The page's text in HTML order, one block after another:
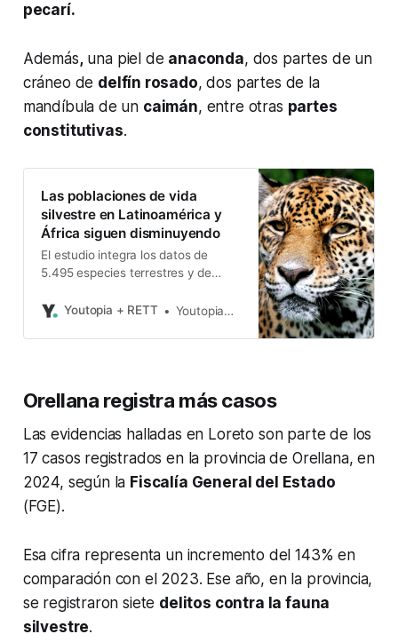
pecarí.
Además,una piel de anaconda, dos partes de un
cráneo de delfín rosado, dos partes de la
mandíbula de un caimán, entre otras partes
constitutivas.
Las poblaciones de vida
silvestre en Latinoamérica y
África siguen disminuyendo
El estudio integra los datos de
5.495 especies terrestres y de
añosYoutopia + RETT Youtopia+Rett
Orellana registra más casos
Las evidencias halladas en Loreto son parte de los
17 casos registrados en la provincia de Orellana, en
2024, según la Fiscalía General del Estado
(FGE).
Esa cifra representa un incremento del 143% en
comparación con el 2023. Ese año, en la provincia,
se registraron siete delitos contra la fauna
silvestre.